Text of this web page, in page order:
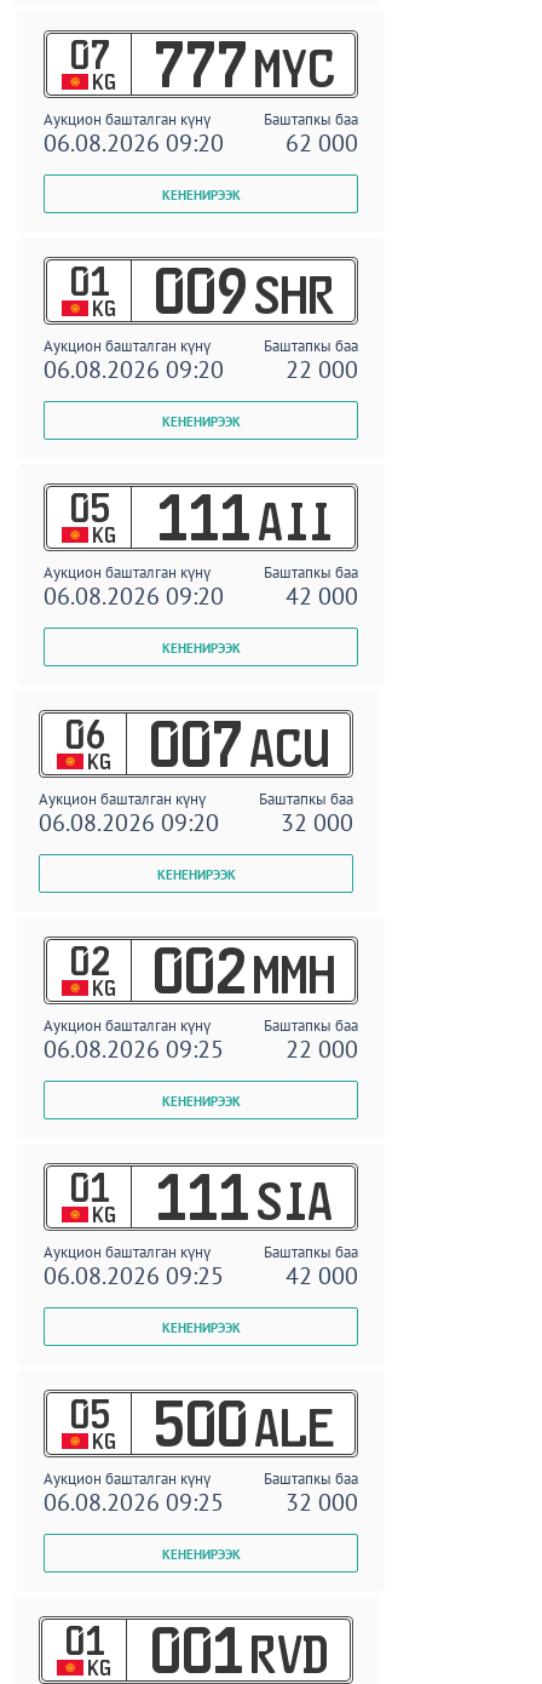
07
KG 777 MYC
Аукцион башталган күнү Баштапкы баа
06.08.2026 09:20 62 000
01
KG 009 SHR
Аукцион башталган күнү Баштапкы баа
06.08.2026 09:20 22 000
05
KG 111 AII
Аукцион башталган күнү Баштапкы баа
06.08.2026 09:20 42 000
06
KG 007 ACU
Аукцион башталган күнү Баштапкы баа
06.08.2026 09:20 32 000
02
KG 002 MMH
Аукцион башталган күнү Баштапкы баа
06.08.2026 09:25 22 000
01
KG 111 SIA
Аукцион башталган күнү Баштапкы баа
06.08.2026 09:25 42 000
05
KG 500 ALE
Аукцион башталган күнү Баштапкы баа
06.08.2026 09:25 32 000
01
KG 001 RVD